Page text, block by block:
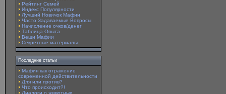
Рейтинг Семей
Индекс Популярности
Лучший Новичок Мафии
Часто Задаваемые Вопросы
Начисление очков/денег
Таблица Опыта
Вещи Мафии
Секретные материалы
Последние статьи
Мафия как отражение
современной действительности
Для или против?
Что происходит?!
Диалоги о животных.